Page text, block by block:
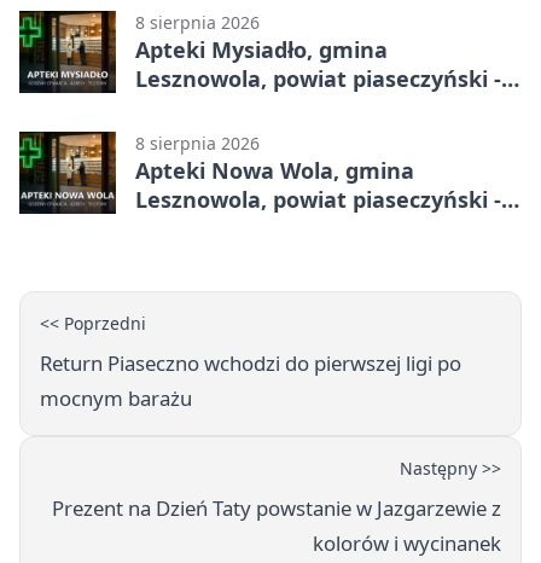
8 sierpnia 2026
Apteki Mysiadło, gmina
Lesznowola, powiat piaseczyński -
8 sierpnia 2026
Apteki Nowa Wola, gmina
Lesznowola, powiat piaseczyński -
<< Poprzedni
Return Piaseczno wchodzi do pierwszej ligi po
mocnym barażu
Następny >>
Prezent na Dzień Taty powstanie w Jazgarzewie z
kolorów i wycinanek